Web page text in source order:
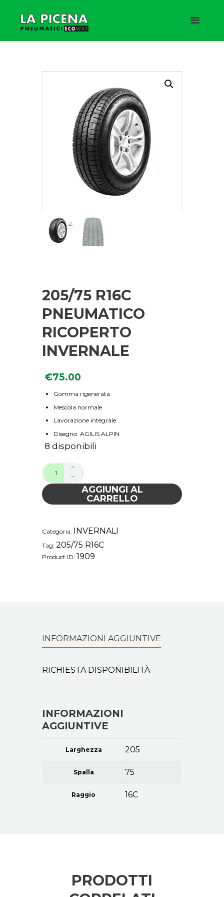
205/75 R16C
PNEUMATICO
RICOPERTO
INVERNALE
€75.00
Gomma rigenerata
Mescola normale
Lavorazione integrale
Disegno: AGILIS ALPIN
8 disponibili
AGGIUNGI AL
CARRELLO
Categoria: INVERNALI
Tag: 205/75 R16C
Product ID: 1909
INFORMAZIONI AGGIUNTIVE
RICHIESTA DISPONIBILITÀ
INFORMAZIONI
AGGIUNTIVE
Larghezza 205
Spalla 75
Raggio 16C
PRODOTTI